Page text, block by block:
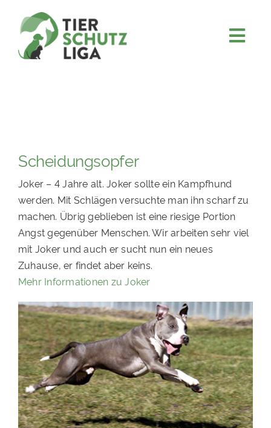
content
FÖRDERN & VERERBEN
KOOPERATIONEN
4KIDS
TIERHEIMTIERE
TIERHEIME
PATENSCHAFTEN
HELFER WERDEN
RATGEBER
Scheidungsopfer
Joker – 4 Jahre alt. Joker sollte ein Kampfhund
werden. Mit Schlägen versuchte man ihn scharf zu
machen. Übrig geblieben ist eine riesige Portion
Angst gegenüber Menschen. Wir arbeiten sehr viel
mit Joker und auch er sucht nun ein neues
Zuhause, er findet aber keins.
Mehr Informationen zu Joker